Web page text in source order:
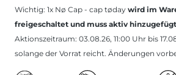
Wichtig: 1x Nø Cap - cap tøday wird im
freigeschaltet und muss aktiv
Aktionszeitraum: 03.08.26, 11:00 Uhr bis
solange der Vorrat reicht. Änderungen